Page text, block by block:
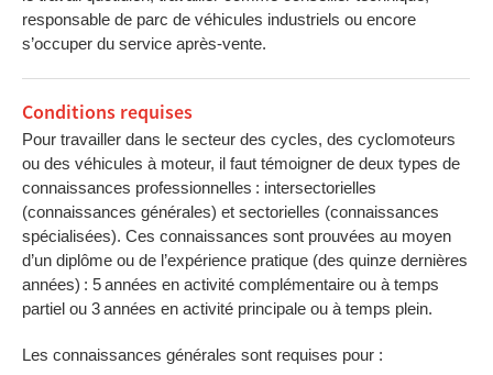
responsable de parc de véhicules industriels ou encore
s’occuper du service après-vente.
Conditions requises
Pour travailler dans le secteur des cycles, des cyclomoteurs
ou des véhicules à moteur, il faut témoigner de deux types de
connaissances professionnelles : intersectorielles
(connaissances générales) et sectorielles (connaissances
spécialisées). Ces connaissances sont prouvées au moyen
d’un diplôme ou de l’expérience pratique (des quinze dernières
années) : 5 années en activité complémentaire ou à temps
partiel ou 3 années en activité principale ou à temps plein.
Les connaissances générales sont requises pour :